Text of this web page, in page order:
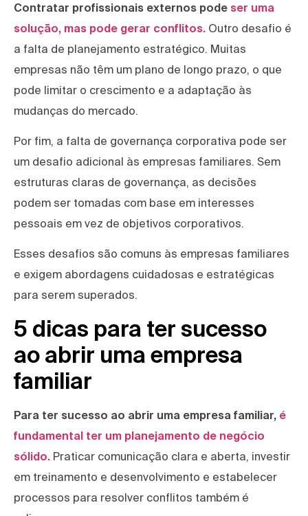
Contratar profissionais externos pode ser uma
solução, mas pode gerar conflitos. Outro desafio é
a falta de planejamento estratégico. Muitas
empresas não têm um plano de longo prazo, o que
pode limitar o crescimento e a adaptação às
mudanças do mercado.
Por fim, a falta de governança corporativa pode ser
um desafio adicional às empresas familiares. Sem
estruturas claras de governança, as decisões
podem ser tomadas com base em interesses
pessoais em vez de objetivos corporativos.
Esses desafios são comuns às empresas familiares
e exigem abordagens cuidadosas e estratégicas
para serem superados.
5 dicas para ter sucesso
ao abrir uma empresa
familiar
Para ter sucesso ao abrir uma empresa familiar, é
fundamental ter um planejamento de negócio
sólido. Praticar comunicação clara e aberta, investir
em treinamento e desenvolvimento e estabelecer
processos para resolver conflitos também é